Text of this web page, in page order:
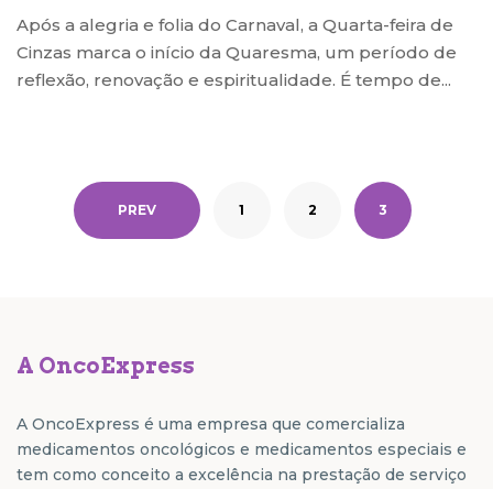
Após a alegria e folia do Carnaval, a Quarta-feira de
Cinzas marca o início da Quaresma, um período de
reflexão, renovação e espiritualidade. É tempo de...
PREV 1 2 3
A OncoExpress
A OncoExpress é uma empresa que comercializa
medicamentos oncológicos e medicamentos especiais e
tem como conceito a excelência na prestação de serviço